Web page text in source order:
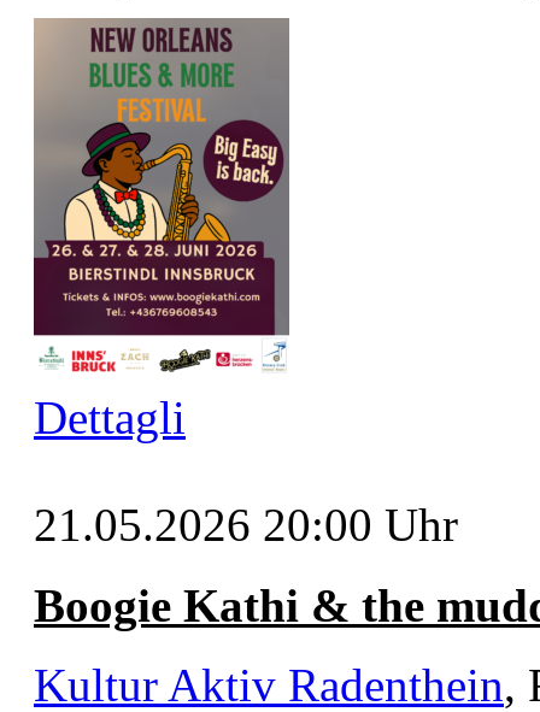
Dettagli
21.05.2026 20:00 Uhr
Boogie Kathi & the
Kultur Aktiv Radenthein,